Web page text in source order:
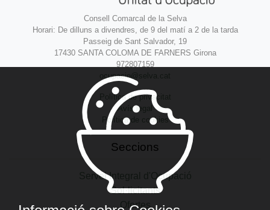
Consell Comarcal de la Selva
Horari: De dilluns a divendres, de 9 del matí a 2 de la tarda
Passeig de Sant Salvador, 19
17430 SANTA COLOMA DE FARNERS Girona
972807159
ocupacio@selva.cat
Política de privacitat
Avís legal
Política de cookies
Seccions
Servei Integral d'Ocupació
Sol·licitants
Ofertes